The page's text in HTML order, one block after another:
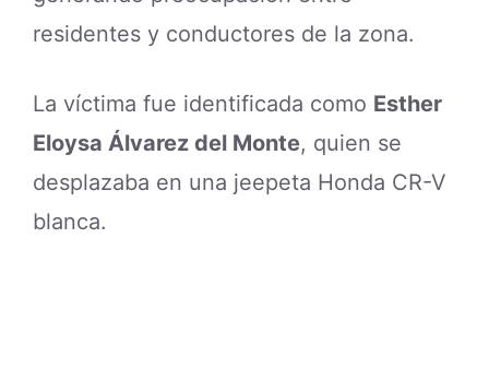
residentes y conductores de la zona.
La víctima fue identificada como Esther
Eloysa Álvarez del Monte, quien se
desplazaba en una jeepeta Honda CR-V
blanca.